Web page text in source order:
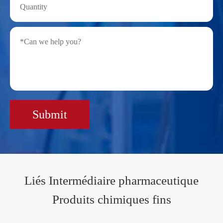
Submit
Liés Intermédiaire pharmaceutique
Produits chimiques fins